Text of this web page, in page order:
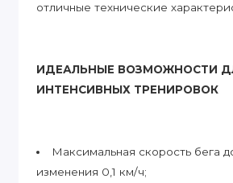
отличные технические
ИДЕАЛЬНЫЕ ВОЗМОЖНОСТИ
ИНТЕНСИВНЫХ ТРЕНИРОВОК
Максимальная скорость бега
изменения 0,1 км/ч;